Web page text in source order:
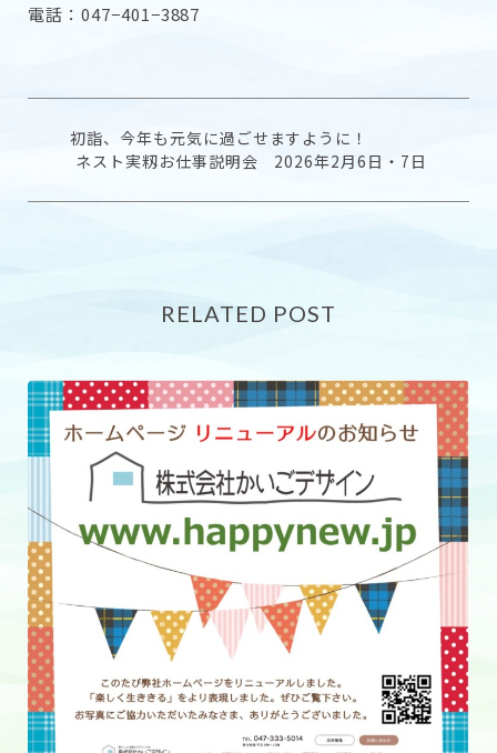
電話：047−401−3887
初詣、今年も元気に過ごせますように！
ネスト実籾お仕事説明会 2026年2月6日・7日
RELATED POST